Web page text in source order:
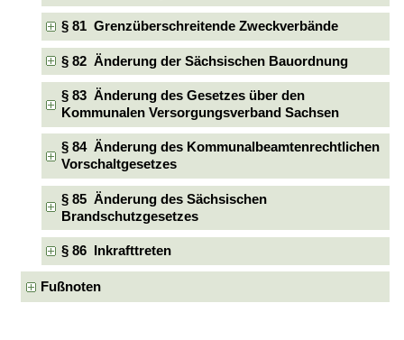
§ 81 Grenzüberschreitende Zweckverbände
§ 82 Änderung der Sächsischen Bauordnung
§ 83 Änderung des Gesetzes über den
Kommunalen Versorgungsverband Sachsen
§ 84 Änderung des Kommunalbeamtenrechtlichen
Vorschaltgesetzes
§ 85 Änderung des Sächsischen
Brandschutzgesetzes
§ 86 Inkrafttreten
Fußnoten